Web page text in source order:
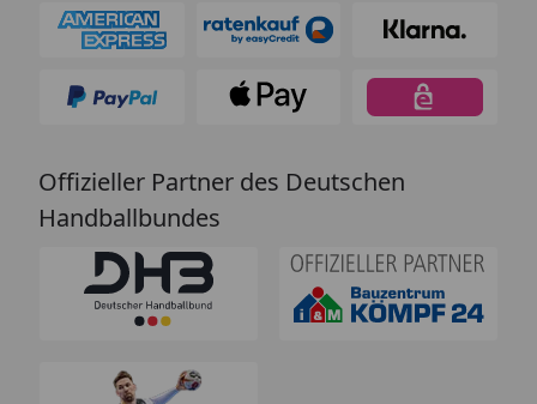
Offizieller Partner des Deutschen
Handballbundes